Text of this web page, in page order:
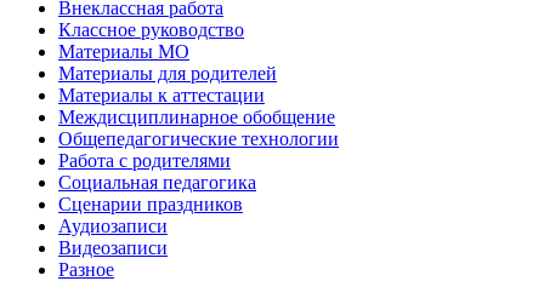
Внеклассная работа
Классное руководство
Материалы МО
Материалы для родителей
Материалы к аттестации
Междисциплинарное обобщение
Общепедагогические технологии
Работа с родителями
Социальная педагогика
Сценарии праздников
Аудиозаписи
Видеозаписи
Разное